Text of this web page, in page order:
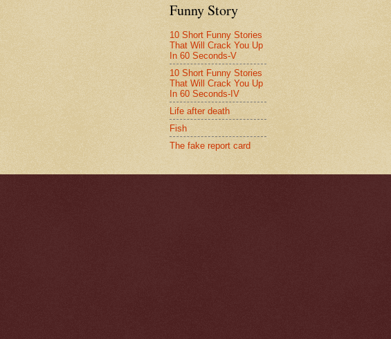
Funny Story
10 Short Funny Stories
That Will Crack You Up
In 60 Seconds-V
10 Short Funny Stories
That Will Crack You Up
In 60 Seconds-IV
Life after death
Fish
The fake report card